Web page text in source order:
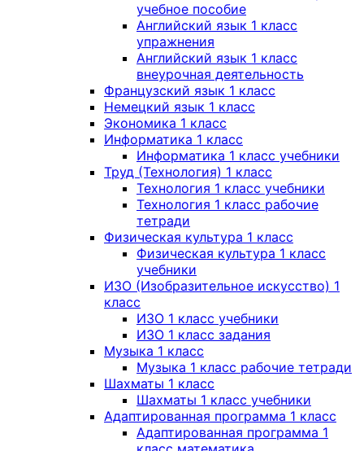
учебное пособие
Английский язык 1 класс
упражнения
Английский язык 1 класс
внеурочная деятельность
Французский язык 1 класс
Немецкий язык 1 класс
Экономика 1 класс
Информатика 1 класс
Информатика 1 класс учебники
Труд (Технология) 1 класс
Технология 1 класс учебники
Технология 1 класс рабочие
тетради
Физическая культура 1 класс
Физическая культура 1 класс
учебники
ИЗО (Изобразительное искусство) 1
класс
ИЗО 1 класс учебники
ИЗО 1 класс задания
Музыка 1 класс
Музыка 1 класс рабочие тетради
Шахматы 1 класс
Шахматы 1 класс учебники
Адаптированная программа 1 класс
Адаптированная программа 1